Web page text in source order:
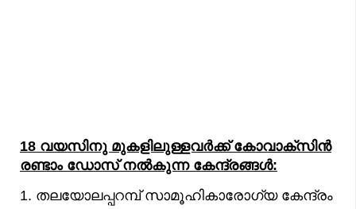
18 വയസിനു മുകളിലുള്ളവര്‍ക്ക് കോവാക്സിന്‍
രണ്ടാം ഡോസ് നല്‍കുന്ന കേന്ദ്രങ്ങള്‍:
1. തലയോലപ്പറമ്പ് സാമൂഹികാരോഗ്യ കേന്ദ്രം